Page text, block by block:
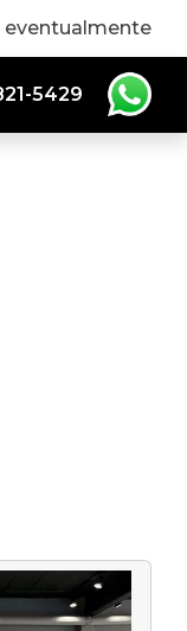
eventualmente
5429